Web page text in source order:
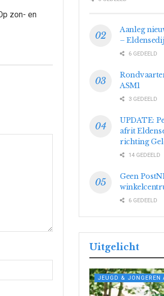
zon- en
Aanleg
–
6 GEDEELD
ASM1
3 GEDEELD
UPDATE:
afrit
richting
14 GEDEELD
Geen
6 GEDEELD
Uitgelicht
JEUGD & JONGEREN